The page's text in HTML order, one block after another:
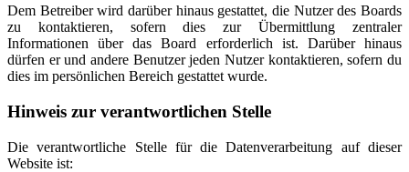
Dem Betreiber wird darüber hinaus gestattet, die Nutzer des Boards
zu kontaktieren, sofern dies zur Übermittlung zentraler
Informationen über das Board erforderlich ist. Darüber hinaus
dürfen er und andere Benutzer jeden Nutzer kontaktieren, sofern du
dies im persönlichen Bereich gestattet wurde.
Hinweis zur verantwortlichen Stelle
Die verantwortliche Stelle für die Datenverarbeitung auf dieser
Website ist: